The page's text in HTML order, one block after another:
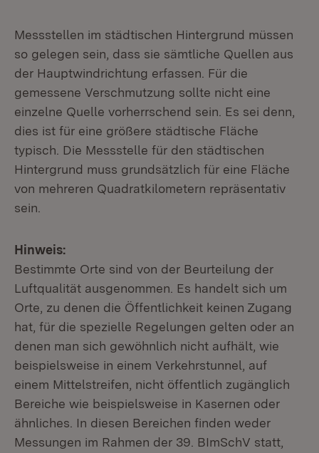
Messstellen im städtischen Hintergrund müssen
so gelegen sein, dass sie sämtliche Quellen aus
der Hauptwindrichtung erfassen. Für die
gemessene Verschmutzung sollte nicht eine
einzelne Quelle vorherrschend sein. Es sei denn,
dies ist für eine größere städtische Fläche
typisch. Die Messstelle für den städtischen
Hintergrund muss grundsätzlich für eine Fläche
von mehreren Quadratkilometern repräsentativ
sein.
Hinweis:
Bestimmte Orte sind von der Beurteilung der
Luftqualität ausgenommen. Es handelt sich um
Orte, zu denen die Öffentlichkeit keinen Zugang
hat, für die spezielle Regelungen gelten oder an
denen man sich gewöhnlich nicht aufhält, wie
beispielsweise in einem Verkehrstunnel, auf
einem Mittelstreifen, nicht öffentlich zugänglich
Bereiche wie beispielsweise in Kasernen oder
ähnliches. In diesen Bereichen finden weder
Messungen im Rahmen der 39. BImSchV statt,